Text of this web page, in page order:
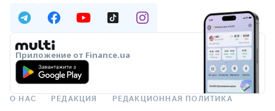
Приложение от Finance.ua
О НАС РЕДАКЦИЯ РЕДАКЦИОННАЯ ПОЛИТИКА